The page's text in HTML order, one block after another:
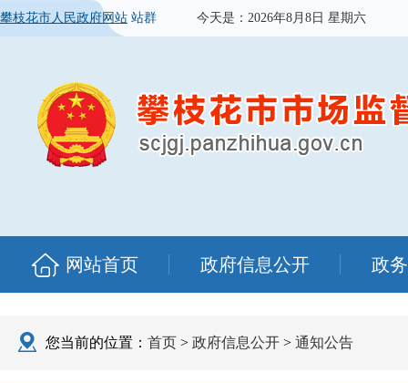
攀枝花市人民政府网站 站群 今天是： 2026年8月8日 星期六
网站首页 政府信息公开 政
您当前的位置： 首页 > 政府信息公开 > 通知公告